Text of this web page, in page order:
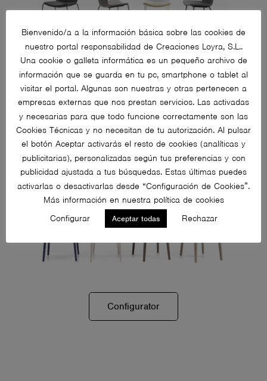
Configurator
Taiko
Ximo Roca Design
Configurator
Bienvenido/a a la información básica sobre las cookies de
nuestro portal responsabilidad de Creaciones Loyra, S.L..
Una cookie o galleta informática es un pequeño archivo de
información que se guarda en tu pc, smartphone o tablet al
visitar el portal. Algunas son nuestras y otras pertenecen a
empresas externas que nos prestan servicios. Las activadas
y necesarias para que todo funcione correctamente son las
Cookies Técnicas y no necesitan de tu autorización. Al pulsar
el botón Aceptar activarás el resto de cookies (analíticas y
publicitarias), personalizadas según tus preferencias y con
publicidad ajustada a tus búsquedas. Estas últimas puedes
activarlas o desactivarlas desde “Configuración de Cookies”.
Más información en nuestra política de cookies
Configurar
Aceptar todas Rechazar